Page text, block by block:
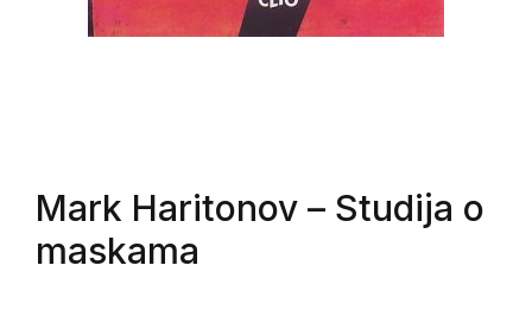
Mark Haritonov – Studija o
maskama